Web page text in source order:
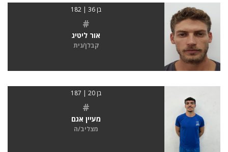
בן 36 | 182
#
אור ליטיג
קבלן/נית
בן 20 | 187
#
מעיין אגם
מצליב/ה